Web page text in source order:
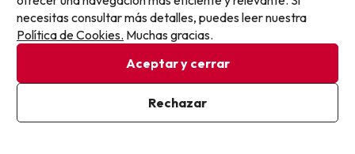
Nos ha gustado mucho el sitio la verdad que es precioso,
Las almohadas son muy finas y los cojines muy gordos y
el desayuno los dos días era lo mismo pero en general
Muy bien
Pon tu mejor e-mail
Ya estoy suscrito
Al suscribirte, confirmas haber leído y estar de acuerdo con la
necesitas consultar más detalles, puedes leer nuestra
Política de Cookies. Muchas gracias.
Aceptar y cerrar
Rechazar